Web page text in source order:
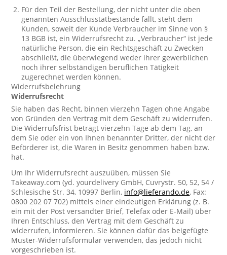
Für den Teil der Bestellung, der nicht unter die oben
genannten Ausschlusstatbestände fällt, steht dem
Kunden, soweit der Kunde Verbraucher im Sinne von §
13 BGB ist, ein Widerrufsrecht zu. „Verbraucher“ ist jede
natürliche Person, die ein Rechtsgeschäft zu Zwecken
abschließt, die überwiegend weder ihrer gewerblichen
noch ihrer selbständigen beruflichen Tätigkeit
zugerechnet werden können.
Widerrufsbelehrung
Widerrufsrecht
Sie haben das Recht, binnen vierzehn Tagen ohne Angabe
von Gründen den Vertrag mit dem Geschäft zu widerrufen.
Die Widerrufsfrist beträgt vierzehn Tage ab dem Tag, an
dem Sie oder ein von Ihnen benannter Dritter, der nicht der
Beförderer ist, die Waren in Besitz genommen haben bzw.
hat.
Um Ihr Widerrufsrecht auszuüben, müssen Sie
Takeaway.com (yd. yourdelivery GmbH, Cuvrystr. 50, 52, 54 /
Schlesische Str. 34, 10997 Berlin, info@lieferando.de, Fax:
0800 202 07 702) mittels einer eindeutigen Erklärung (z. B.
ein mit der Post versandter Brief, Telefax oder E-Mail) über
Ihren Entschluss, den Vertrag mit dem Geschäft zu
widerrufen, informieren. Sie können dafür das beigefügte
Muster-Widerrufsformular verwenden, das jedoch nicht
vorgeschrieben ist.